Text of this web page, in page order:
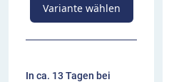
Variante wählen
In ca. 13 Tagen bei